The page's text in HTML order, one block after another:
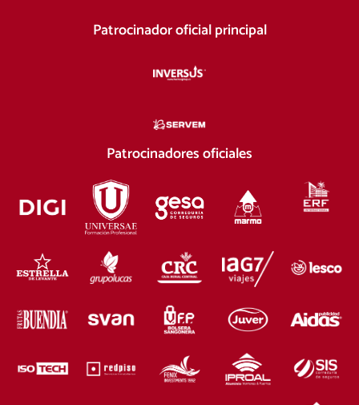
Patrocinador oficial principal
Patrocinadores oficiales